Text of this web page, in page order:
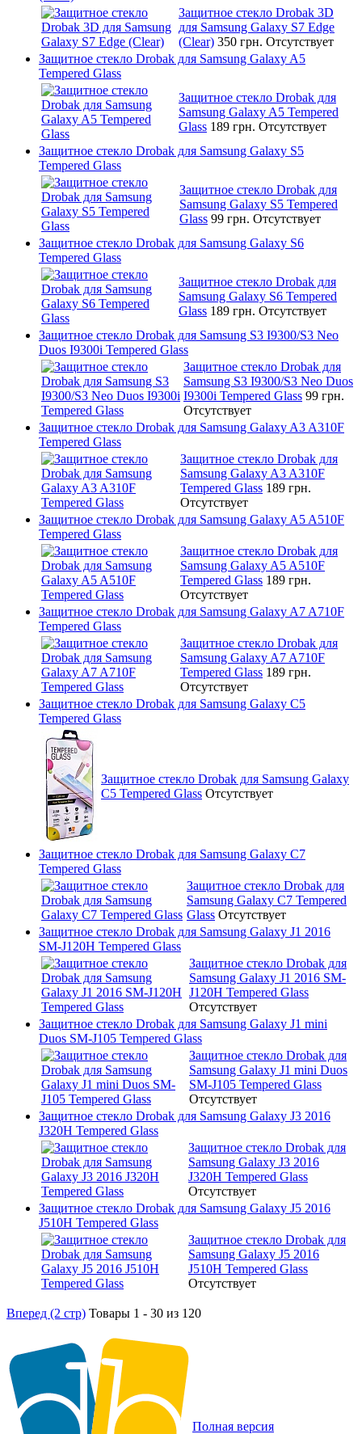
Защитное стекло Drobak 3D
для Samsung Galaxy S7 Edge
(Clear) 350 грн. Отсутствует
Защитное стекло Drobak для Samsung Galaxy A5
Tempered Glass
Защитное стекло Drobak для
Samsung Galaxy A5 Tempered
Glass 189 грн. Отсутствует
Защитное стекло Drobak для Samsung Galaxy S5
Tempered Glass
Защитное стекло Drobak для
Samsung Galaxy S5 Tempered
Glass 99 грн. Отсутствует
Защитное стекло Drobak для Samsung Galaxy S6
Tempered Glass
Защитное стекло Drobak для
Samsung Galaxy S6 Tempered
Glass 189 грн. Отсутствует
Защитное стекло Drobak для Samsung S3 I9300/S3 Neo
Duos I9300i Tempered Glass
Защитное стекло Drobak для
Samsung S3 I9300/S3 Neo Duos
I9300i Tempered Glass 99 грн.
Отсутствует
Защитное стекло Drobak для Samsung Galaxy A3 A310F
Tempered Glass
Защитное стекло Drobak для
Samsung Galaxy A3 A310F
Tempered Glass 189 грн.
Отсутствует
Защитное стекло Drobak для Samsung Galaxy A5 A510F
Tempered Glass
Защитное стекло Drobak для
Samsung Galaxy A5 A510F
Tempered Glass 189 грн.
Отсутствует
Защитное стекло Drobak для Samsung Galaxy A7 A710F
Tempered Glass
Защитное стекло Drobak для
Samsung Galaxy A7 A710F
Tempered Glass 189 грн.
Отсутствует
Защитное стекло Drobak для Samsung Galaxy C5
Tempered Glass
Защитное стекло Drobak для Samsung Galaxy
C5 Tempered Glass Отсутствует
Защитное стекло Drobak для Samsung Galaxy C7
Tempered Glass
Защитное стекло Drobak для
Samsung Galaxy C7 Tempered
Glass Отсутствует
Защитное стекло Drobak для Samsung Galaxy J1 2016
SM-J120H Tempered Glass
Защитное стекло Drobak для
Samsung Galaxy J1 2016 SM-
J120H Tempered Glass
Отсутствует
Защитное стекло Drobak для Samsung Galaxy J1 mini
Duos SM-J105 Tempered Glass
Защитное стекло Drobak для
Samsung Galaxy J1 mini Duos
SM-J105 Tempered Glass
Отсутствует
Защитное стекло Drobak для Samsung Galaxy J3 2016
J320H Tempered Glass
Защитное стекло Drobak для
Samsung Galaxy J3 2016
J320H Tempered Glass
Отсутствует
Защитное стекло Drobak для Samsung Galaxy J5 2016
J510H Tempered Glass
Защитное стекло Drobak для
Samsung Galaxy J5 2016
J510H Tempered Glass
Отсутствует
Вперед (2 стр) Товары 1 - 30 из 120
Полная версия